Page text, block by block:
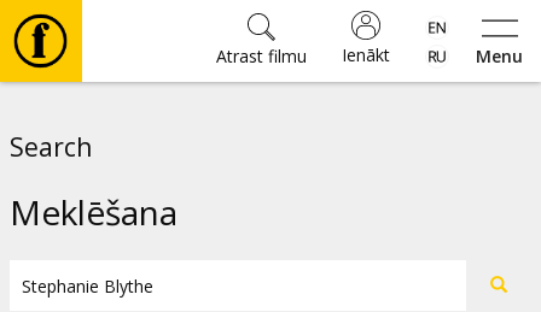
Menu
Ienākt
Atrast filmu
Search
Meklēšana